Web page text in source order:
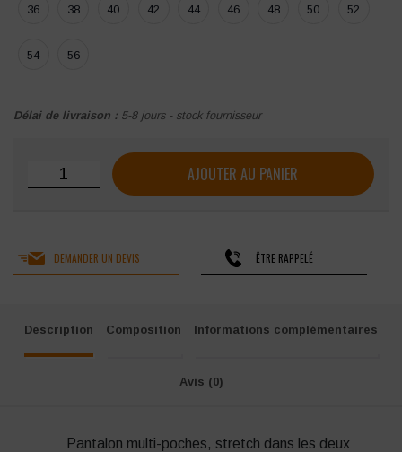
36 38 40 42 44 46 48 50 52
54 56
Délai de livraison : 5-8 jours - stock fournisseur
quantité de Pantalon HEROCK Herocles
AJOUTER AU PANIER
DEMANDER UN DEVIS ÊTRE RAPPELÉ
Description Composition Informations complémentaires
Avis (0)
Pantalon multi-poches, stretch dans les deux